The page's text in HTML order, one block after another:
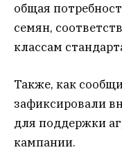
общая
семян,
классам
Также, как
зафиксировали
для поддержки
кампании.